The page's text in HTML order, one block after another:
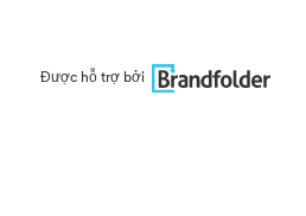
Được hỗ trợ bởi